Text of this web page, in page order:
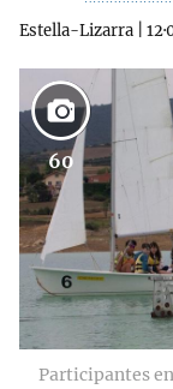
Estella-Lizarra
60
Participantes